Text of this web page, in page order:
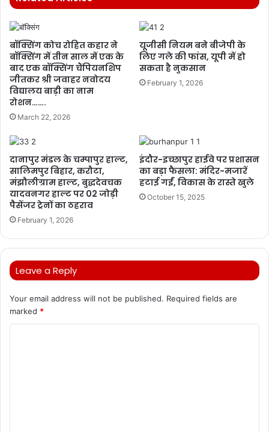
बॉक्सिंग कोच रोहित कहार ने
बॉक्सिंग में तीन साल में एक के
बाद एक बॉक्सिंग चैंपियनशिप
जीतकर श्री जवाहर नवोदय
विद्यालय बाड़ी का नाम
रोशन…….
March 22, 2026
यूजीसी नियम बने बीजेपी के
लिए गले की फांस, यूपी में हो
सकता है नुकसान
February 1, 2026
दानापुर मंडल के चम्पापुर हाल्ट,
सालिमपुर बिहार, करौटा,
मंझौलीग्राम हाल्ट, बुद्धदेवचक
यादवनगर हाल्ट पर 02 जोड़ी
पैसेंजर ट्रेनों का ठहराव
February 1, 2026
इंदौर-इच्छापुर हाईवे पर प्रशासन
का बड़ा फैसला: मंदिर-मजारें
हटाई गईं, विकास के रास्ते खुले
October 15, 2025
Leave a Reply
Your email address will not be published. Required fields are
marked *